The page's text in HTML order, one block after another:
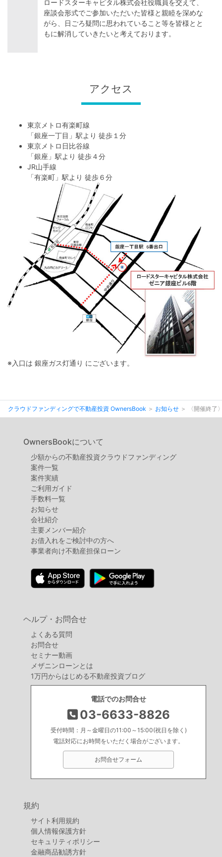
ロードスターキャピタル株式会社役職員を交えて、
座談会形式でご参加いただいた皆様と親睦を深めな
がら、日ごろ疑問に思われていること等を皆様とと
もに解消していきたいと考えております。
アクセス
東京メトロ有楽町線
「銀座一丁目 」駅より 徒歩１分
東京メトロ日比谷線
「銀座 」駅より 徒歩４分
JR山手線
「有楽町 」駅より 徒歩６分
※入口は 銀座ガス灯通り にございます。
クラウドファンディングで不動産投資 OwnersBook お知らせ 〈開催終
OwnersBookについて
少額からの不動産投資クラウドファンディング
案件⼀覧
案件実績
ご利用ガイド
手数料一覧
お知らせ
会社紹介
主要メンバー紹介
お借入れをご検討中の方へ
事業者向け不動産担保ローン
ヘルプ・お問合せ
よくある質問
お問合せ
セミナー動画
メザニンローンとは
1万円からはじめる不動産投資ブログ
電話でのお問合せ
03-6633-8826
受付時間：月～金曜日の11:00～15:00(祝日を除く)
電話対応にお時間をいただく場合がございます。
お問合せフォーム
規約
サイト利用規約
個人情報保護方針
セキュリティポリシー
金融商品勧誘方針